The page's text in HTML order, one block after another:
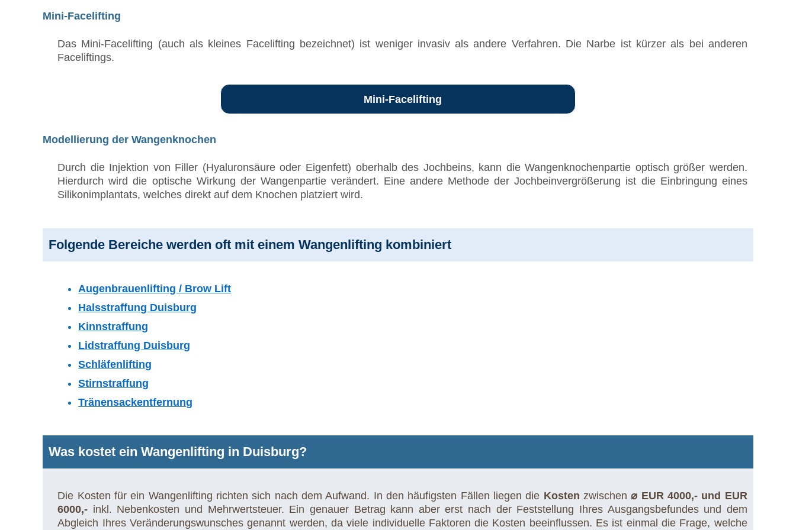
Mini-Facelifting
Das Mini-Facelifting (auch als kleines Facelifting bezeichnet) ist weniger invasiv als andere Verfahren. Die Narbe ist kürzer als bei anderen
Faceliftings.
Mini-Facelifting
Modellierung der Wangenknochen
Durch die Injektion von Filler (Hyaluronsäure oder Eigenfett) oberhalb des Jochbeins, kann die Wangenknochenpartie optisch größer werden.
Hierdurch wird die optische Wirkung der Wangenpartie verändert. Eine andere Methode der Jochbeinvergrößerung ist die Einbringung eines
Silikonimplantats, welches direkt auf dem Knochen platziert wird.
Folgende Bereiche werden oft mit einem Wangenlifting kombiniert
Augenbrauenlifting / Brow Lift
Halsstraffung Duisburg
Kinnstraffung
Lidstraffung Duisburg
Schläfenlifting
Stirnstraffung
Tränensackentfernung
Was kostet ein Wangenlifting in Duisburg?
Die Kosten für ein Wangenlifting richten sich nach dem Aufwand. In den häufigsten Fällen liegen die Kosten zwischen⌀ EUR 4000,- und EUR
6000,- inkl. Nebenkosten und Mehrwertsteuer. Ein genauer Betrag kann aber erst nach der Feststellung Ihres Ausgangsbefundes und dem
Abgleich Ihres Veränderungswunsches genannt werden, da viele individuelle Faktoren die Kosten beeinflussen. Es ist einmal die Frage, welche